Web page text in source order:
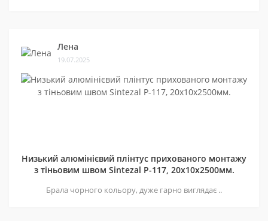
Лена
19.07.2025
Низький алюмінієвий плінтус прихованого монтажу
з тіньовим швом Sintezal P-117, 20х10х2500мм.
Брала чорного кольору, дуже гарно виглядає ..